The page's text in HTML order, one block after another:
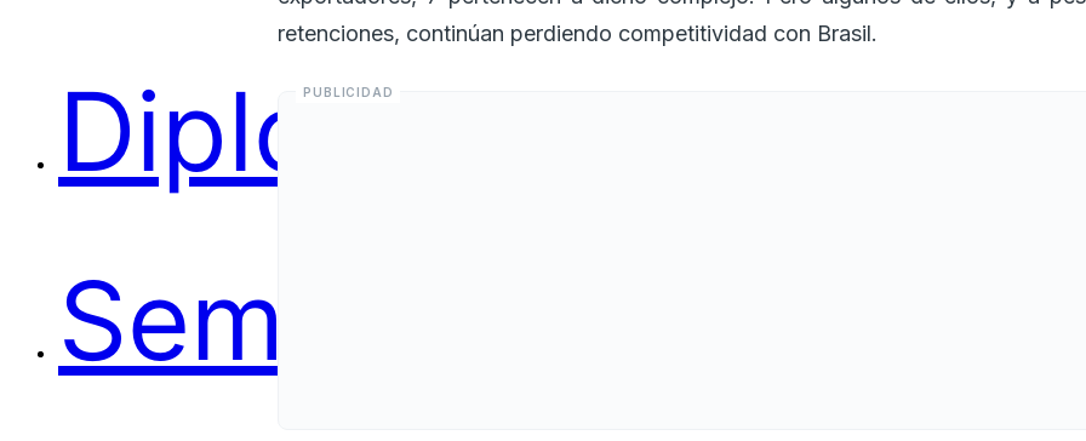
Diplomas
Seminarios
retenciones, continúan perdiendo competitividad con Brasil.